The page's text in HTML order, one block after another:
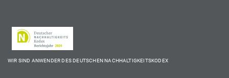
WIR SIND ANWENDER DES DEUTSCHEN NACHHALTIGKEITSKODEX